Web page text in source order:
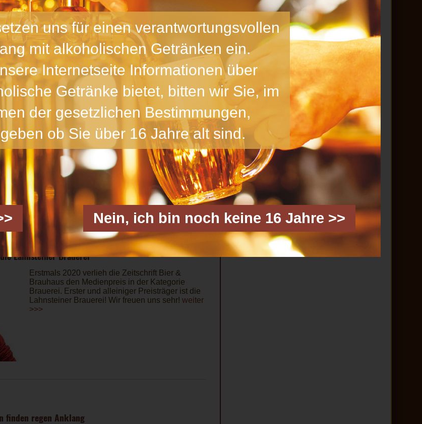
weiter >>>
Erneut eine Medaille für die Lahnsteiner Brauerei beim
International Craft Beer Award 2020weiter >>>
Lahnsteiner Brauerei
Erstmals 2020 verlieh die Zeitschrift Bier &
Brauhaus den Medienpreis in der Kategorie
Brauerei. Erster und alleiniger Preisträger ist die
Lahnsteiner Brauerei! Wir freuen uns sehr! weiter
>>>
finden regen Anklang
Veranstaltungsort
imSchalander
der
Lahnsteiner Brauerei
Sandgasse 1
56112 Lahnstein
uns für einen verantwortungsvollen
mit alkoholischen Getränken ein.
Internetseite Informationen über
Getränke bietet, bitten wir Sie, im
der gesetzlichen Bestimmungen,
ob Sie über 16 Jahre alt sind.
Nein, ich bin noch keine 16 Jahre >>